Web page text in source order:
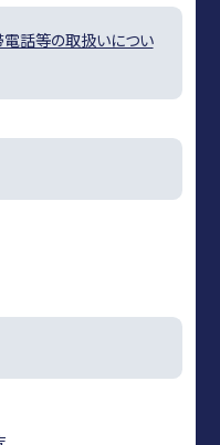
電話等の取扱いについ